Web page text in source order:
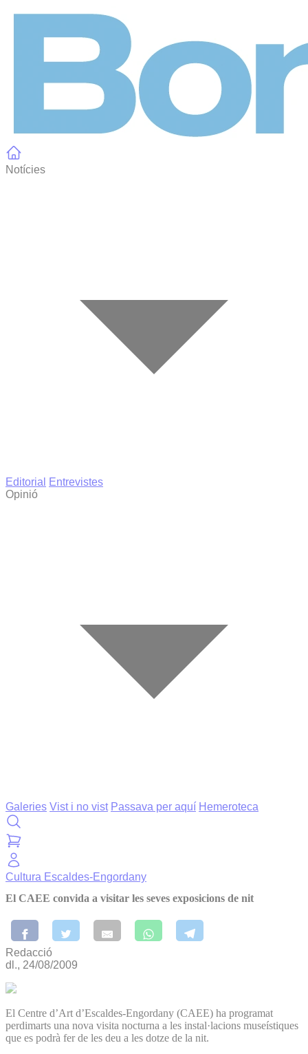
Notícies
Editorial
Entrevistes
Opinió
Galeries Vist i no vist Passava per aquí Hemeroteca
Cultura Escaldes-Engordany
El CAEE convida a visitar les seves exposicions de nit
Redacció
dl., 24/08/2009
El Centre d’Art d’Escaldes-Engordany (CAEE) ha programat
perdimarts una nova visita nocturna a les instal·lacions museístiques
que es podrà fer de les deu a les dotze de la nit.